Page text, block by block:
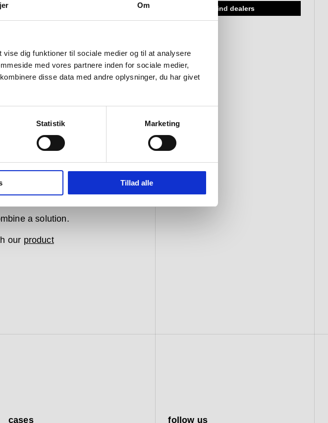
Om
dig funktioner til sociale medier og til at analysere
med vores partnere inden for sociale medier,
disse data med andre oplysninger, du har givet
Statistik Marketing
Tillad alle
find dealers
thermostat, typically
the Qtoo collection, it
as the rest of our
throughout the
20-year guarantee.
a solution.
our product
cases follow us